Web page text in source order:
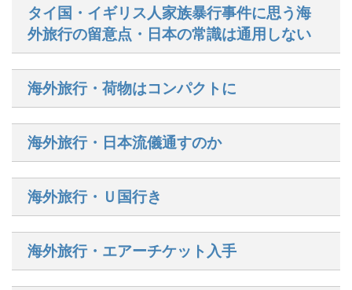
タイ国・イギリス人家族暴行事件に思う海
外旅行の留意点・日本の常識は通用しない
海外旅行・荷物はコンパクトに
海外旅行・日本流儀通すのか
海外旅行・Ｕ国行き
海外旅行・エアーチケット入手